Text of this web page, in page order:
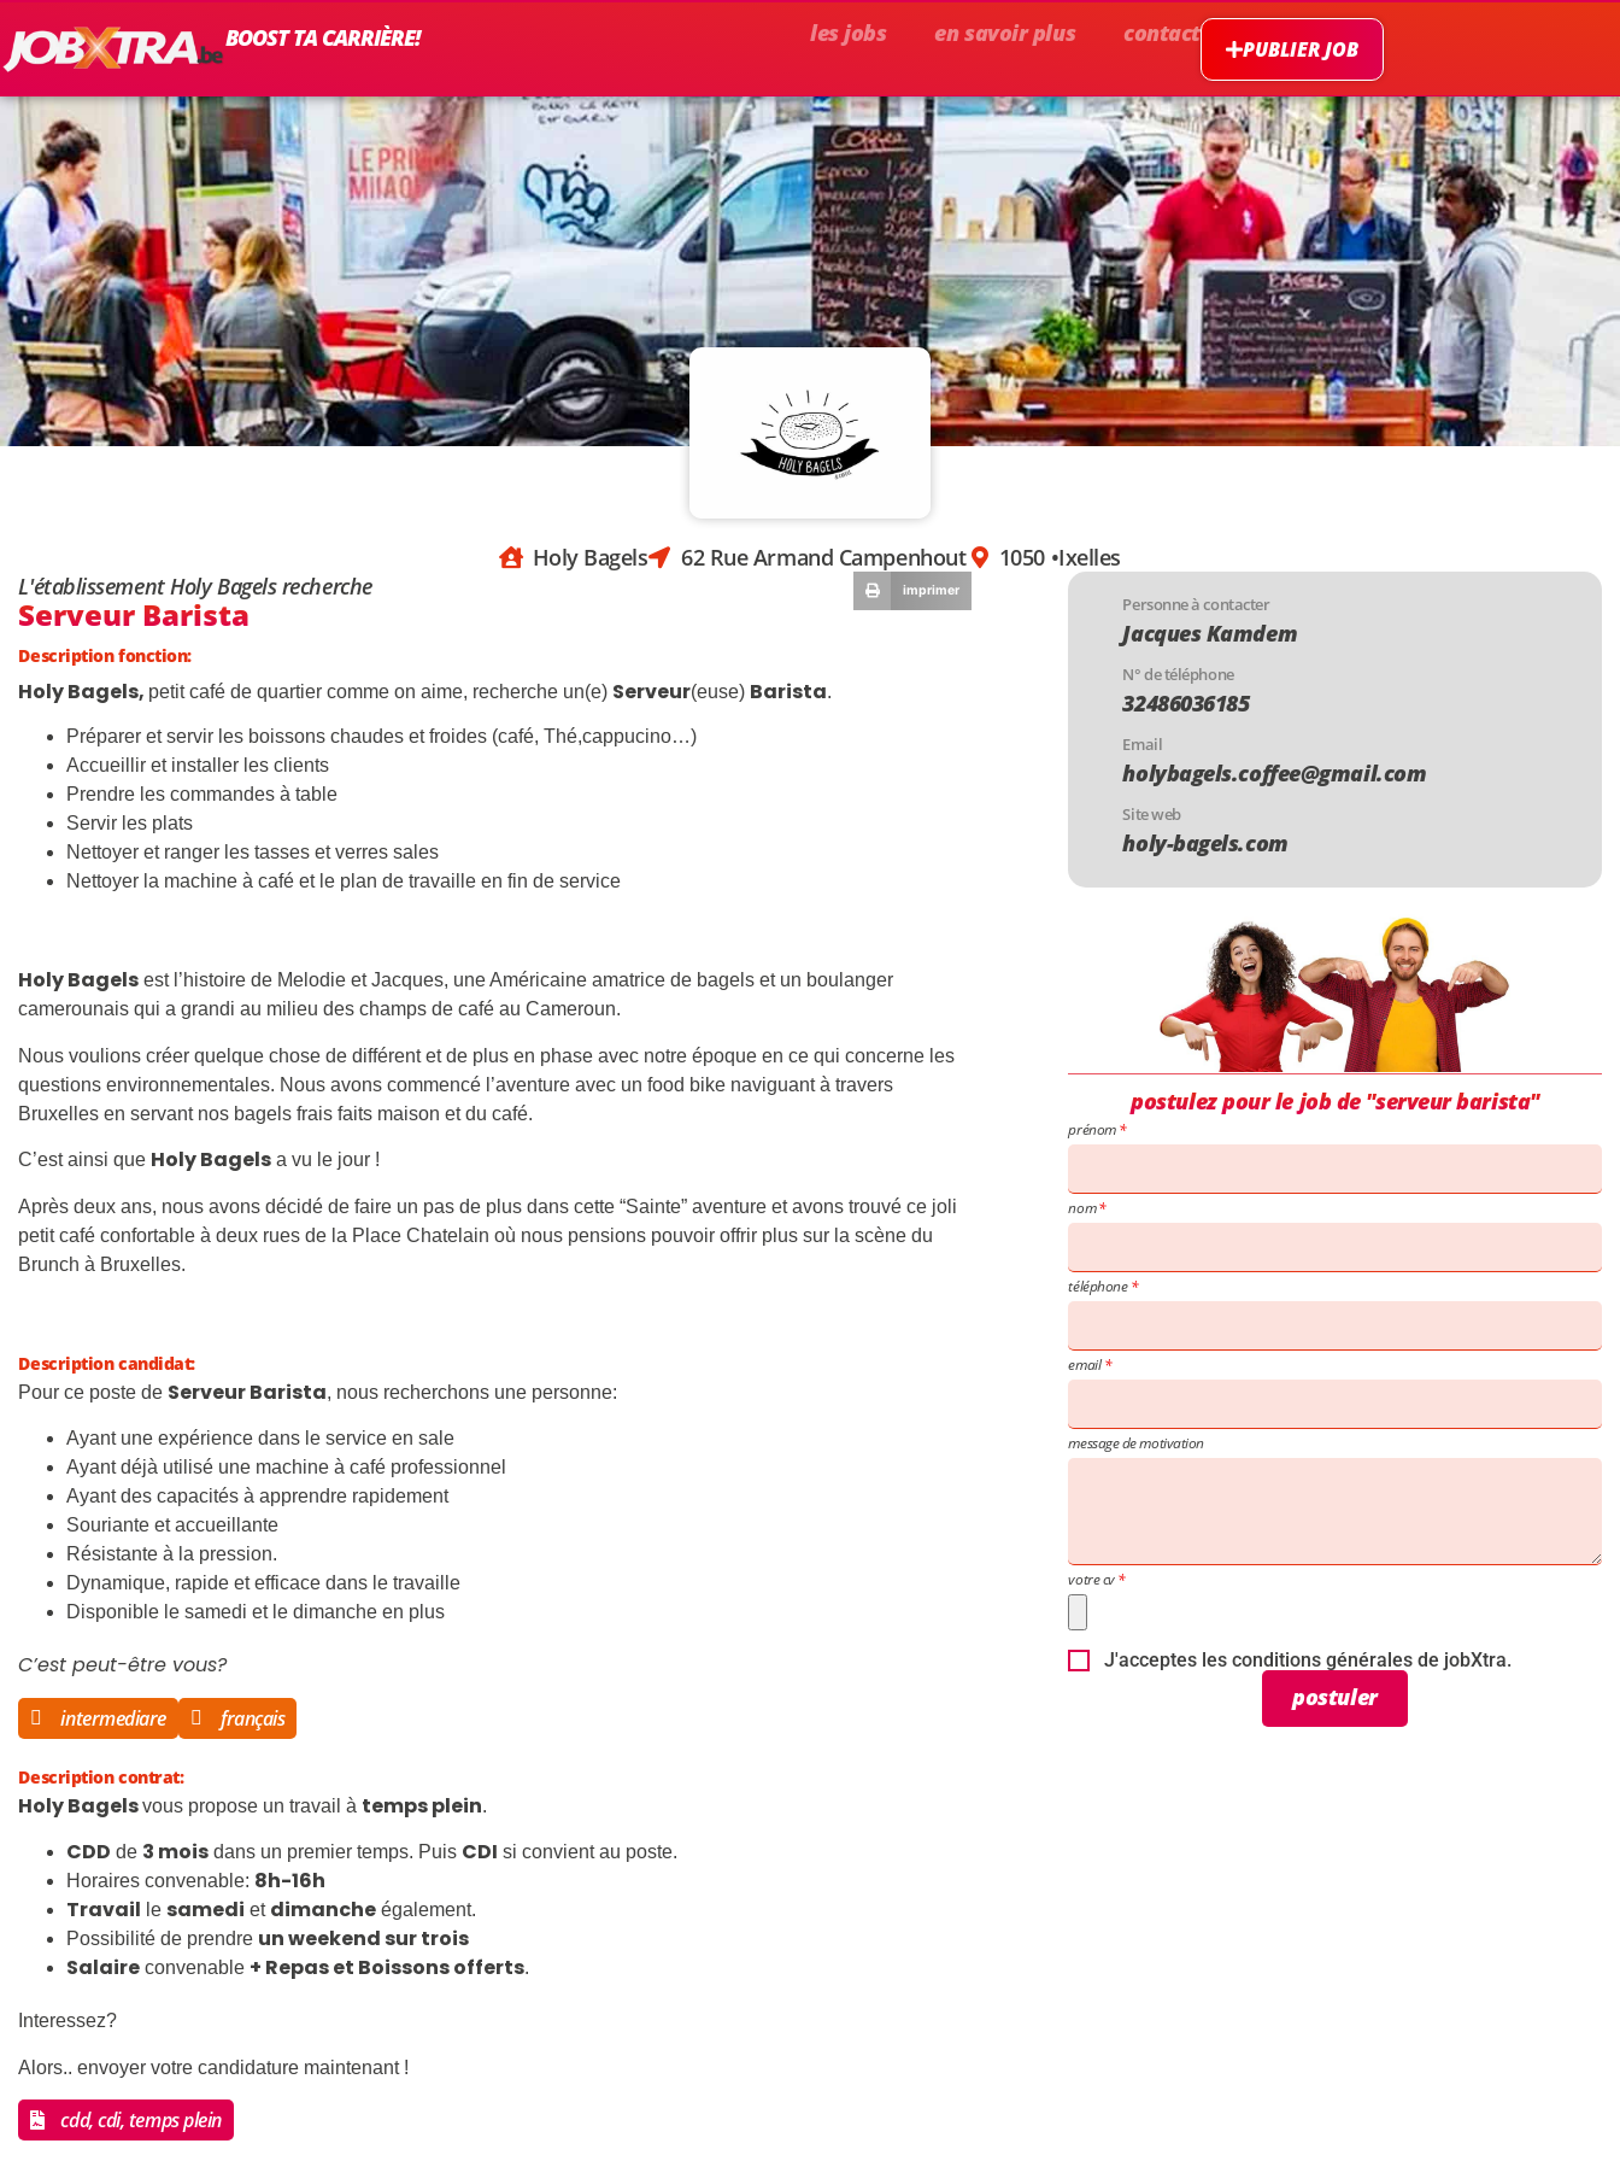
BOOST TA CARRIÈRE! les jobs en savoir plus contact
PUBLIER JOB
Holy Bagels 62 Rue Armand Campenhout 1050 •Ixelles
L'établissement Holy Bagels recherche
imprimer
Serveur Barista
Description fonction:
Holy Bagels, petit café de quartier comme on aime, recherche un(e) Serveur(euse) Barista.
Préparer et servir les boissons chaudes et froides (café, Thé,cappucino…)
Accueillir et installer les clients
Prendre les commandes à table
Servir les plats
Nettoyer et ranger les tasses et verres sales
Nettoyer la machine à café et le plan de travaille en fin de service
Holy Bagels est l’histoire de Melodie et Jacques, une Américaine amatrice de bagels et un boulanger
camerounais qui a grandi au milieu des champs de café au Cameroun.
Nous voulions créer quelque chose de différent et de plus en phase avec notre époque en ce qui concerne les
questions environnementales. Nous avons commencé l’aventure avec un food bike naviguant à travers
Bruxelles en servant nos bagels frais faits maison et du café.
C’est ainsi que Holy Bagels a vu le jour !
Après deux ans, nous avons décidé de faire un pas de plus dans cette “Sainte” aventure et avons trouvé ce joli
petit café confortable à deux rues de la Place Chatelain où nous pensions pouvoir offrir plus sur la scène du
Brunch à Bruxelles.
Description candidat:
Pour ce poste de Serveur Barista, nous recherchons une personne:
Ayant une expérience dans le service en sale
Ayant déjà utilisé une machine à café professionnel
Ayant des capacités à apprendre rapidement
Souriante et accueillante
Résistante à la pression.
Dynamique, rapide et efficace dans le travaille
Disponible le samedi et le dimanche en plus
C’est peut-être vous?
intermediare français
Description contrat:
Holy Bagelsvous propose un travail à temps plein.
CDD de 3 mois dans un premier temps. Puis CDI si convient au poste.
Horaires convenable: 8h-16h
Travail le samedi et dimanche également.
Possibilité de prendre un weekend sur trois
Salaire convenable + Repas et Boissons offerts.
Interessez?
Alors.. envoyer votre candidature maintenant !
cdd, cdi, temps plein
Personne à contacter
Jacques Kamdem
N° de téléphone
32486036185
Email
holybagels.coffee@gmail.com
Site web
holy-bagels.com
postulez pour le job de "serveur barista"
prénom
nom
téléphone
email
message de motivation
votre cv
J'acceptes les conditions générales de jobXtra.
postuler